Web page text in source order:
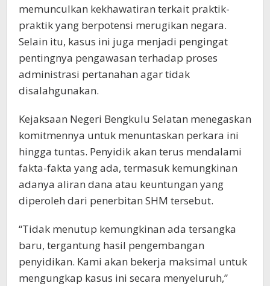
memunculkan kekhawatiran terkait praktik-
praktik yang berpotensi merugikan negara.
Selain itu, kasus ini juga menjadi pengingat
pentingnya pengawasan terhadap proses
administrasi pertanahan agar tidak
disalahgunakan.
Kejaksaan Negeri Bengkulu Selatan menegaskan
komitmennya untuk menuntaskan perkara ini
hingga tuntas. Penyidik akan terus mendalami
fakta-fakta yang ada, termasuk kemungkinan
adanya aliran dana atau keuntungan yang
diperoleh dari penerbitan SHM tersebut.
“Tidak menutup kemungkinan ada tersangka
baru, tergantung hasil pengembangan
penyidikan. Kami akan bekerja maksimal untuk
mengungkap kasus ini secara menyeluruh,”